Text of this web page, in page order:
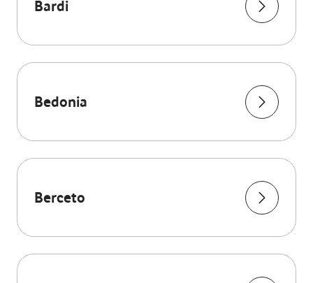
Bardi
Bedonia
Berceto